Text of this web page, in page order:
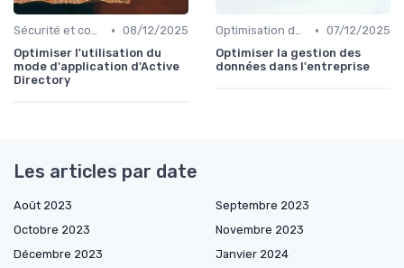
Sécurité et conformité • 08/12/2025
Optimiser l'utilisation du
mode d'application d'Active
Directory
Optimisation des infrastructures IT • 07/12/2025
Optimiser la gestion des
données dans l'entreprise
Les articles par date
Août 2023
Septembre 2023
Octobre 2023
Novembre 2023
Décembre 2023
Janvier 2024